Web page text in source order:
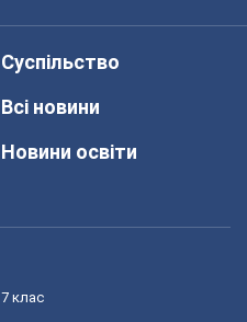
Суспільство
Всі новини
Новини освіти
7 клас